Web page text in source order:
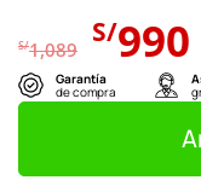
S/1,089 El
precio
era:
S/
S/990
Garantía
de compra